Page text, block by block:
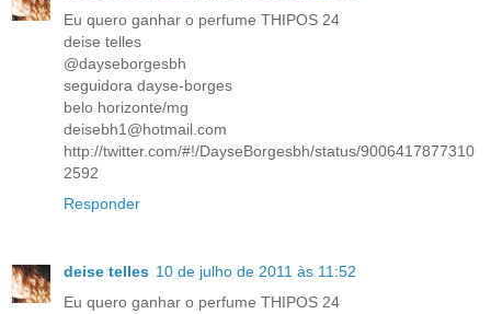
Eu quero ganhar o perfume THIPOS 24
deise telles
@dayseborgesbh
seguidora dayse-borges
belo horizonte/mg
deisebh1@hotmail.com
http://twitter.com/#!/DayseBorgesbh/status/9006417877310
2592
Responder
deise telles 10 de julho de 2011 às 11:52
Eu quero ganhar o perfume THIPOS 24